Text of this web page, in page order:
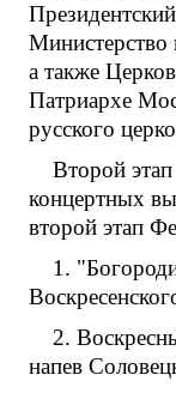
Министерство
а также
Патриархе
русского
Второй
концертных
второй этап
1.
2.
напев